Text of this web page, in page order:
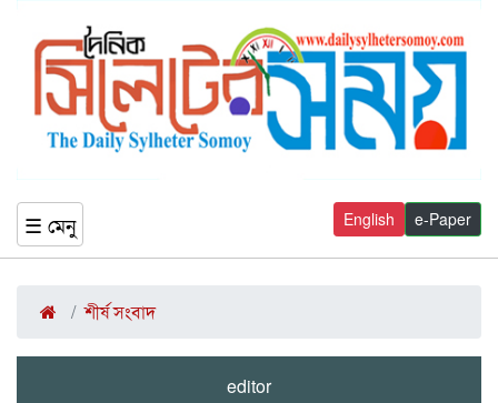
☰ মেনু e-Paper
English
শীর্ষ সংবাদ
editor